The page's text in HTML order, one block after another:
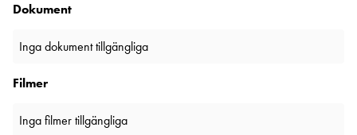
Dokument
Inga dokument tillgängliga
Filmer
Inga filmer tillgängliga